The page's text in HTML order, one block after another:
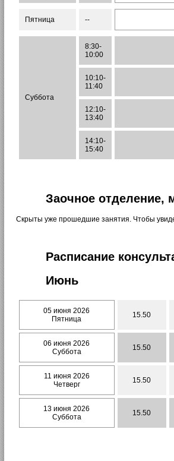
Пятница --
Суббота
8:30-
10:00
10:10-
11:40
12:10-
13:40
14:10-
15:40
Заочное отделение,
Скрыты уже прошедшие занятия. Чтобы
Расписание
Июнь
05 июня 2026
Пятница
15.50
06 июня 2026
Суббота
15.50
11 июня 2026
Четверг
15.50
13 июня 2026
Суббота
15.50